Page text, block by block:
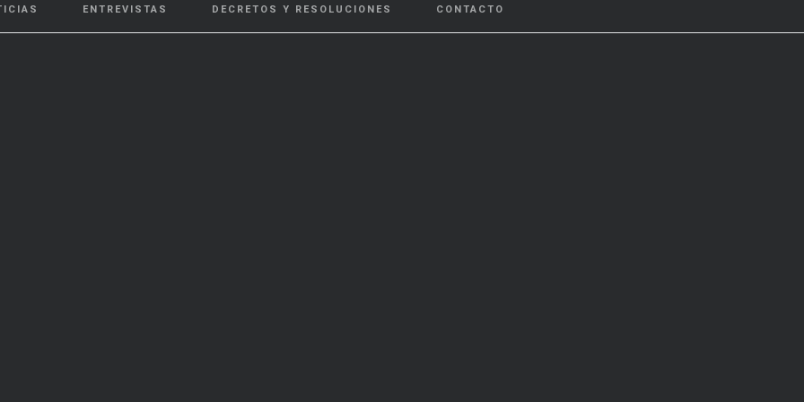
ENTREVISTAS DECRETOS Y RESOLUCIONES CONTACTO